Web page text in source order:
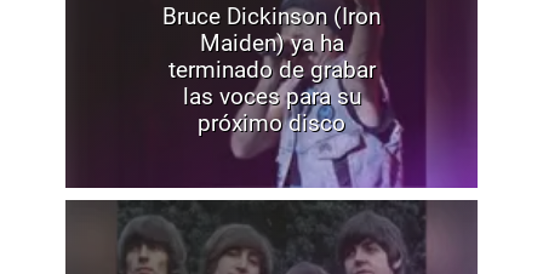
Bruce Dickinson (Iron
Maiden) ya ha
terminado de grabar
las voces para su
próximo disco